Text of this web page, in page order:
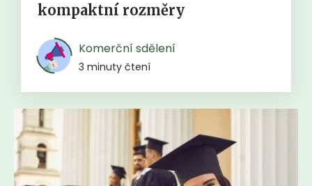
kompaktní rozměry
Komerční sdělení
3 minuty čtení